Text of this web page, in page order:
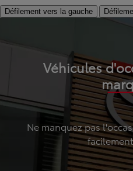
Défilement vers la gauche
Véhicules
Ne manquez pas